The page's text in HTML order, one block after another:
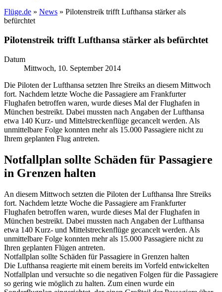
Flüge.de » News » Pilotenstreik trifft Lufthansa stärker als
befürchtet
Pilotenstreik trifft Lufthansa stärker als befürchtet
Datum
Mittwoch, 10. September 2014
Die Piloten der Lufthansa setzten Ihre Streiks an diesem Mittwoch
fort. Nachdem letzte Woche die Passagiere am Frankfurter
Flughafen betroffen waren, wurde dieses Mal der Flughafen in
München bestreikt. Dabei mussten nach Angaben der Lufthansa
etwa 140 Kurz- und Mittelstreckenflüge gecancelt werden. Als
unmittelbare Folge konnten mehr als 15.000 Passagiere nicht zu
Ihrem geplanten Flug antreten.
Notfallplan sollte Schäden für Passagiere
in Grenzen halten
An diesem Mittwoch setzten die Piloten der Lufthansa Ihre Streiks
fort. Nachdem letzte Woche die Passagiere am Frankfurter
Flughafen betroffen waren, wurde dieses Mal der Flughafen in
München bestreikt. Dabei mussten nach Angaben der Lufthansa
etwa 140 Kurz- und Mittelstreckenflüge gecancelt werden. Als
unmittelbare Folge konnten mehr als 15.000 Passagiere nicht zu
Ihren geplanten Flügen antreten.
Notfallplan sollte Schäden für Passagiere in Grenzen halten
Die Lufthansa reagierte mit einem bereits im Vorfeld entwickelten
Notfallplan und versuchte so die negativen Folgen für die Passagiere
so gering wie möglich zu halten. Zum einen wurde ein